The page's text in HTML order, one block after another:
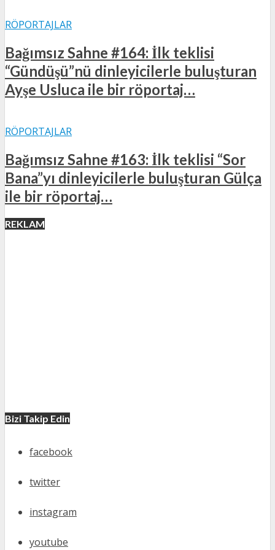
RÖPORTAJLAR
Bağımsız Sahne #164: İlk teklisi
“Gündüşü”nü dinleyicilerle buluşturan
Ayşe Usluca ile bir röportaj…
RÖPORTAJLAR
Bağımsız Sahne #163: İlk teklisi “Sor
Bana”yı dinleyicilerle buluşturan Gülça
ile bir röportaj…
REKLAM
Bizi Takip Edin
facebook
twitter
instagram
youtube